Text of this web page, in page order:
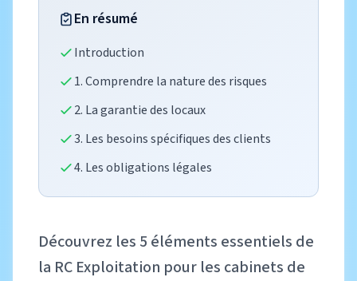
En résumé
Introduction
1. Comprendre la nature des risques
2. La garantie des locaux
3. Les besoins spécifiques des clients
4. Les obligations légales
Découvrez les 5 éléments essentiels de
la RC Exploitation pour les cabinets de